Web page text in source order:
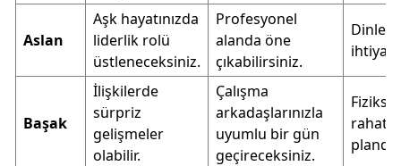
Aslan
Aşk hayatınızda
liderlik rolü
üstleneceksiniz.
Profesyonel
alanda öne
çıkabilirsiniz.
Başak
İlişkilerde
sürpriz
gelişmeler
olabilir.
Çalışma
arkadaşlarınızla
uyumlu bir gün
geçireceksiniz.
Fiziksel
planda.